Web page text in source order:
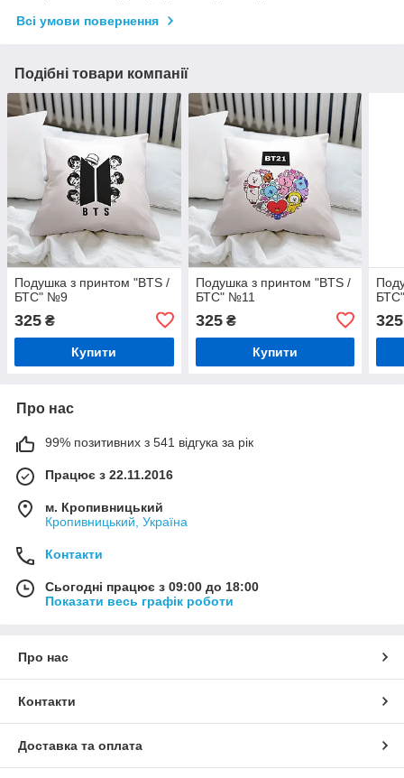
Всі умови повернення
Подібні товари компанії
Подушка з принтом "BTS /
БТС" №9
325 ₴
Купити
Подушка з принтом "BTS /
БТС" №11
325₴
Купити
325
Про нас
99% позитивних з 541 відгука за рік
Працює з 22.11.2016
м. Кропивницький
Кропивницький, Україна
Контакти
Сьогодні працює з 09:00 до 18:00
Показати весь графік роботи
Про нас
Контакти
Доставка та оплата